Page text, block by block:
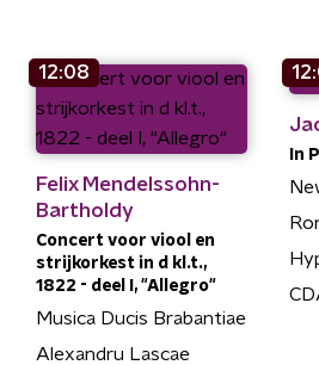
12:08
Felix Mendelssohn-
Bartholdy
Concert voor viool en
strijkorkest in d kl.t.,
1822 - deel I, "Allegro"
Musica Ducis Brabantiae
Alexandru Lascae
In